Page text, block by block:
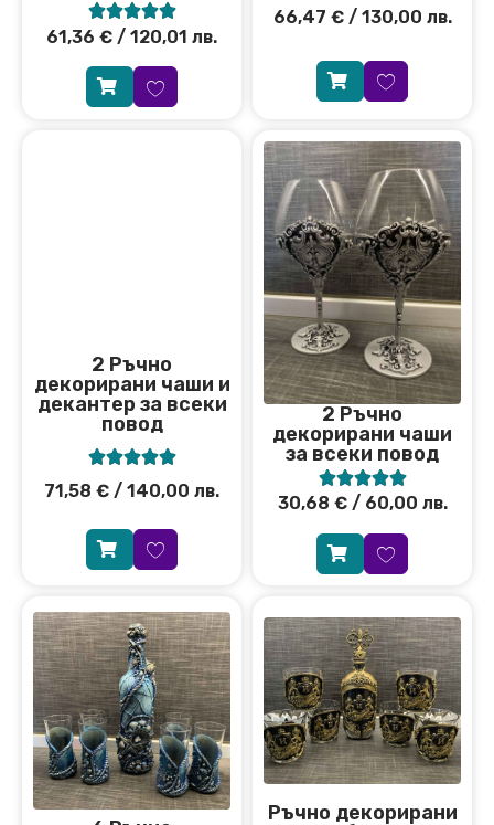

61,36 € / 120,01 лв.
66,47 €/ 130,00 лв.
2 Ръчно
декорирани чаши и
декантер за всеки
повод

71,58 € / 140,00 лв.
2 Ръчно
декорирани чаши
за всеки повод

30,68 €/ 60,00 лв.
Ръчно декорирани